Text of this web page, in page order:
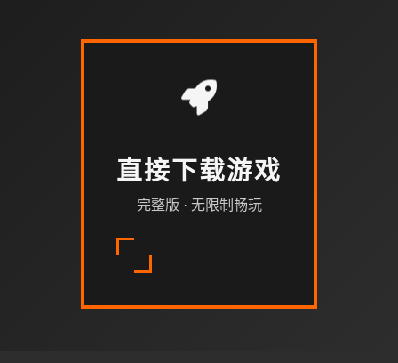
直接下载游戏
完整版 · 无限制畅玩